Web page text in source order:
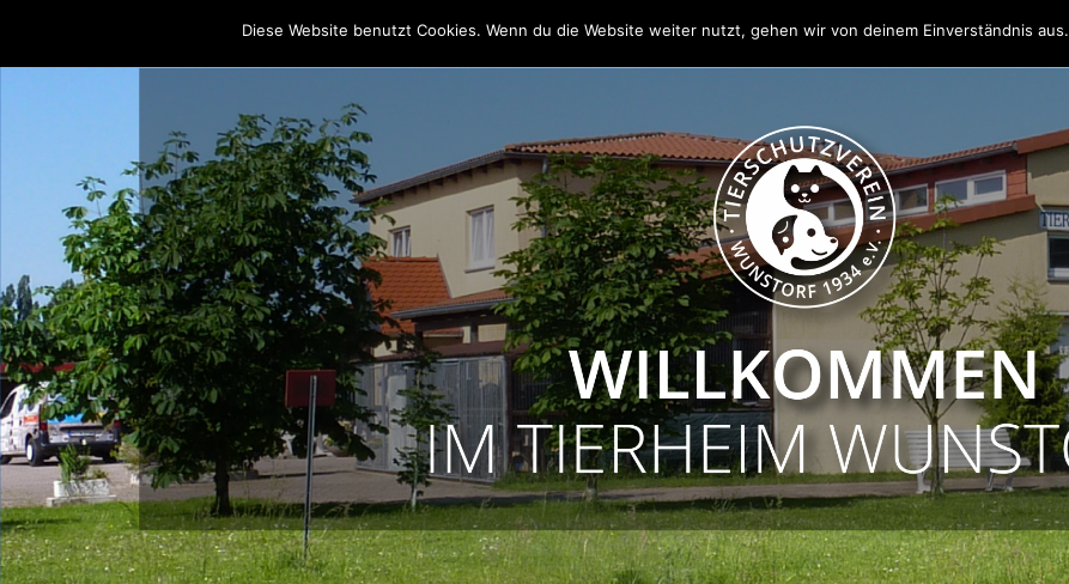
Diese Website benutzt Cookies. Wenn du die Website weiter nutzt, gehen wir von deinem Einverständnis aus.